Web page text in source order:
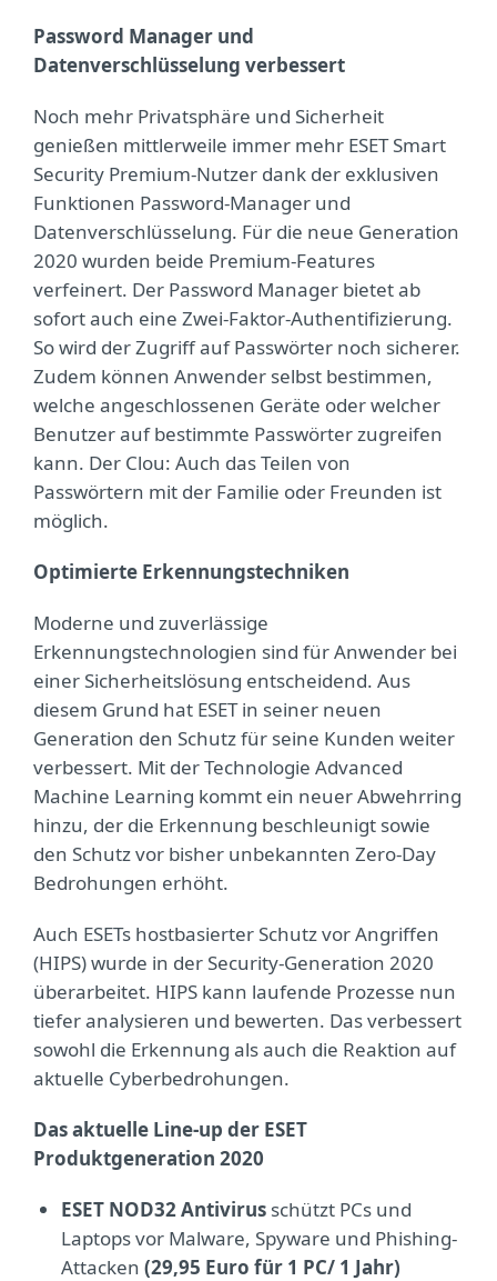
Password Manager und
Datenverschlüsselung verbessert
Noch mehr Privatsphäre und Sicherheit
genießen mittlerweile immer mehr ESET Smart
Security Premium-Nutzer dank der exklusiven
Funktionen Password-Manager und
Datenverschlüsselung. Für die neue Generation
2020 wurden beide Premium-Features
verfeinert. Der Password Manager bietet ab
sofort auch eine Zwei-Faktor-Authentifizierung.
So wird der Zugriff auf Passwörter noch sicherer.
Zudem können Anwender selbst bestimmen,
welche angeschlossenen Geräte oder welcher
Benutzer auf bestimmte Passwörter zugreifen
kann. Der Clou: Auch das Teilen von
Passwörtern mit der Familie oder Freunden ist
möglich.
Optimierte Erkennungstechniken
Moderne und zuverlässige
Erkennungstechnologien sind für Anwender bei
einer Sicherheitslösung entscheidend. Aus
diesem Grund hat ESET in seiner neuen
Generation den Schutz für seine Kunden weiter
verbessert. Mit der Technologie Advanced
Machine Learning kommt ein neuer Abwehrring
hinzu, der die Erkennung beschleunigt sowie
den Schutz vor bisher unbekannten Zero-Day
Bedrohungen erhöht.
Auch ESETs hostbasierter Schutz vor Angriffen
(HIPS) wurde in der Security-Generation 2020
überarbeitet. HIPS kann laufende Prozesse nun
tiefer analysieren und bewerten. Das verbessert
sowohl die Erkennung als auch die Reaktion auf
aktuelle Cyberbedrohungen.
Das aktuelle Line-up der ESET
Produktgeneration 2020
ESET NOD32 Antivirus schützt PCs und
Laptops vor Malware, Spyware und Phishing-
Attacken (29,95 Euro für 1 PC/ 1 Jahr)